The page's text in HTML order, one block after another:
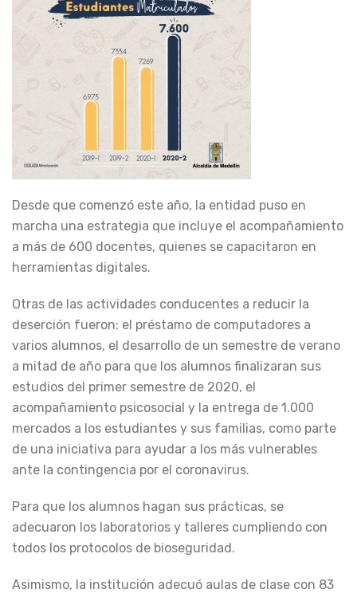
Desde que comenzó este año, la entidad puso en
marcha una estrategia que incluye el acompañamiento
a más de 600 docentes, quienes se capacitaron en
herramientas digitales.
Otras de las actividades conducentes a reducir la
deserción fueron: el préstamo de computadores a
varios alumnos, el desarrollo de un semestre de verano
a mitad de año para que los alumnos finalizaran sus
estudios del primer semestre de 2020, el
acompañamiento psicosocial y la entrega de 1.000
mercados a los estudiantes y sus familias, como parte
de una iniciativa para ayudar a los más vulnerables
ante la contingencia por el coronavirus.
Para que los alumnos hagan sus prácticas, se
adecuaron los laboratorios y talleres cumpliendo con
todos los protocolos de bioseguridad.
Asimismo, la institución adecuó aulas de clase con 83